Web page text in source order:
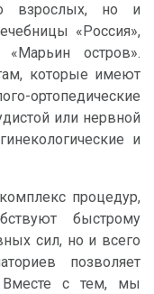
взрослых, но и
«Россия»,
«Марьин остров».
которые имеют
ортопедические
или нервной
и
процедур,
быстрому
сил, но и всего
позволяет
Вместе с тем, мы